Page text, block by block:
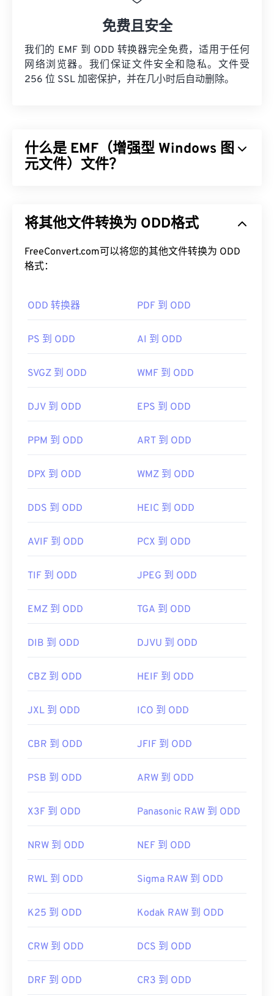
免费且安全
我们的 EMF 到 ODD 转换器完全免费，适用于任何
网络浏览器。我们保证文件安全和隐私。文件受
256 位 SSL 加密保护，并在几小时后自动删除。
什么是 EMF（增强型 Windows 图
元文件）文件？
生版本。EMF 扩展了调色板，支持每像素 32 位，并
版。
默认的 EMF 打开程序是 XnView MP，它可以跨平台
CorelDraw Graphics Suite
是一个常用的 WMF 打开
。Adobe Illustrator
是另一个优秀的 EMF 打开程
可以尝试的其他查看器包括 Windows 上的
首次发行：1992年
将其他文件转换为 ODD格式
FreeConvert.com可以将您的其他文件转换为 ODD
格式：
ODD 转换器 PDF 到 ODD
PS 到 ODD AI 到 ODD
SVGZ 到 ODD WMF 到 ODD
DJV 到 ODD EPS 到 ODD
PPM 到 ODD ART 到 ODD
DPX 到 ODD WMZ 到 ODD
DDS 到 ODD HEIC 到 ODD
AVIF 到 ODD PCX 到 ODD
TIF 到 ODD JPEG 到 ODD
EMZ 到 ODD TGA 到 ODD
DIB 到 ODD DJVU 到 ODD
CBZ 到 ODD HEIF 到 ODD
JXL 到 ODD ICO 到 ODD
CBR 到 ODD JFIF 到 ODD
PSB 到 ODD ARW 到 ODD
X3F 到 ODD Panasonic RAW 到 ODD
NRW 到 ODD NEF 到 ODD
RWL 到 ODD Sigma RAW 到 ODD
K25 到 ODD Kodak RAW 到 ODD
CRW 到 ODD DCS 到 ODD
DRF 到 ODD CR3 到 ODD